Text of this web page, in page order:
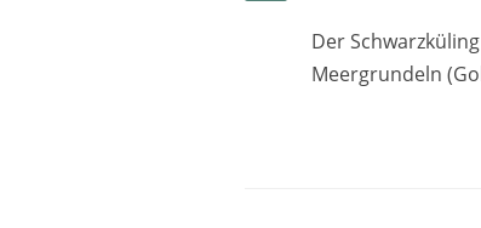
Der
Meergrundeln